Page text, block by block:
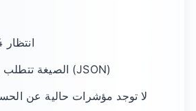
انتظار 24-48 ساعة
الصيغة تتطلب مهارات تقنية (JSON)
لا توجد مؤشرات حالية عن